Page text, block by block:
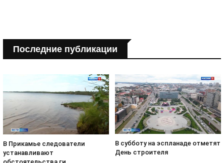
Последние публикации
В Прикамье следователи
устанавливают
В субботу на эспланаде отметят
День строителя